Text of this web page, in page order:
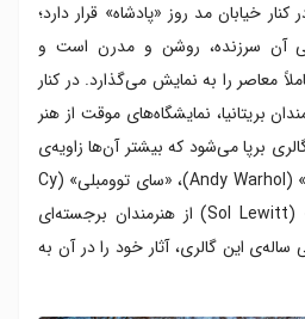
خیابان مد روز «پادشاه» قرار دارد؛
آن سرزنده، روشن و مدرن است و
معاصر را به نمایش می‌گذارد. در کنار
بریتانیا، نمایشگاه‌های موقت از هنر
برپا می‌شود که بیشتر آن‌ها زاویه‌ی
آوانگارد دارند. «اندی وارهول» (Andy Warhol)، «سای توومبلی» (Cy
Twombly) و «سول لویت» (Sol Lewitt) از هنرمندان برجسته‌ای
این گالری، آثار خود را در آن به